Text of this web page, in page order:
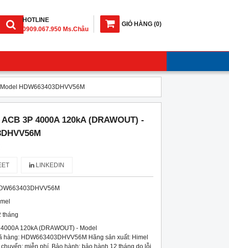
GIỎ HÀNG (0)
HOTLINE
0909.067.950 Ms.Châu
HDW663403DHVV56M
3P 4000A 120kA (DRAWOUT) -
LINKEDIN
tháng
120kA (DRAWOUT) - Model
hàng: HDW663403DHVV56M Hãng sản xuất: Himel
miễn phí. Bảo hành: bảo hành 12 tháng do lỗi